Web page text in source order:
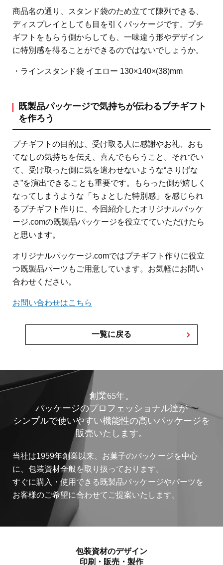
商品名の通り、スタンド袋のため立てて陳列できる、
ディスプレイとしても目を引くパッケージです。プチ
ギフトをもらう側からしても、一味違う形やデザイン
に特別感を得ることができるのではないでしょうか。
・ラインスタンド袋 イエロー 130×140×(38)mm
既製品パッケージで気持ちが伝わるプチギフト
を作ろう
プチギフトの目的は、受け取る人に感謝やお礼、おも
てなしの気持ちを伝え、喜んでもらうこと。それでい
て、受け取った側に気を遣わせないような“さりげな
さ”を演出できることも重要です。もらった側が嬉しく
なってしまうような「ちょとした特別感」を感じられ
るプチギフト作りに、今回紹介したオリジナルパッケ
ージ.comの既製品パッケージを役立てていただけたら
と思います。
オリジナルパッケージ.comではプチギフト作りに役立
つ既製品パーツもご用意しています。お気軽にお問い
合わせください。
お問い合わせはこちら
一覧に戻る
創業65年。
パッケージのプロフェッショナル達が
シンプルで使いやすい機能性の高いパッケージを
販売いたします。
当社は1959年創業以来、お菓子のパッケージを中心
に、包装資材全般を取り扱っております。
すぐに購入・使用できる既製品パッケージやパーツを
お客様のご希望に合わせてご提案いたします。
包装資材のデザイン
印刷・販売・製作